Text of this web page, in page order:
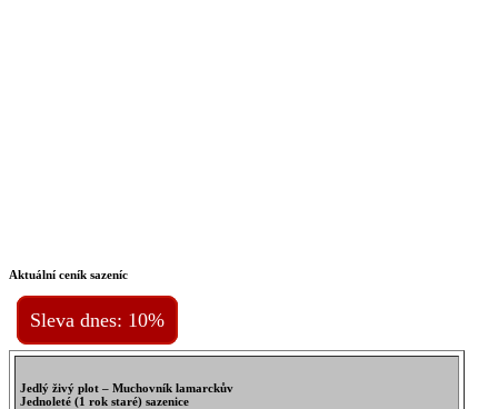
Aktuální ceník sazeníc
Sleva dnes: 10%
Jedlý živý plot – Muchovník lamarckův
Jednoleté (1 rok staré) sazenice